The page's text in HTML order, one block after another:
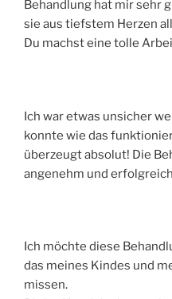
Behandlung hat mir sehr
sie aus tiefstem Herzen
Du machst eine tolle
Ich war etwas unsicher
konnte wie das
überzeugt absolut! Die
angenehm und
Ich möchte diese
das meines Kindes und
missen.